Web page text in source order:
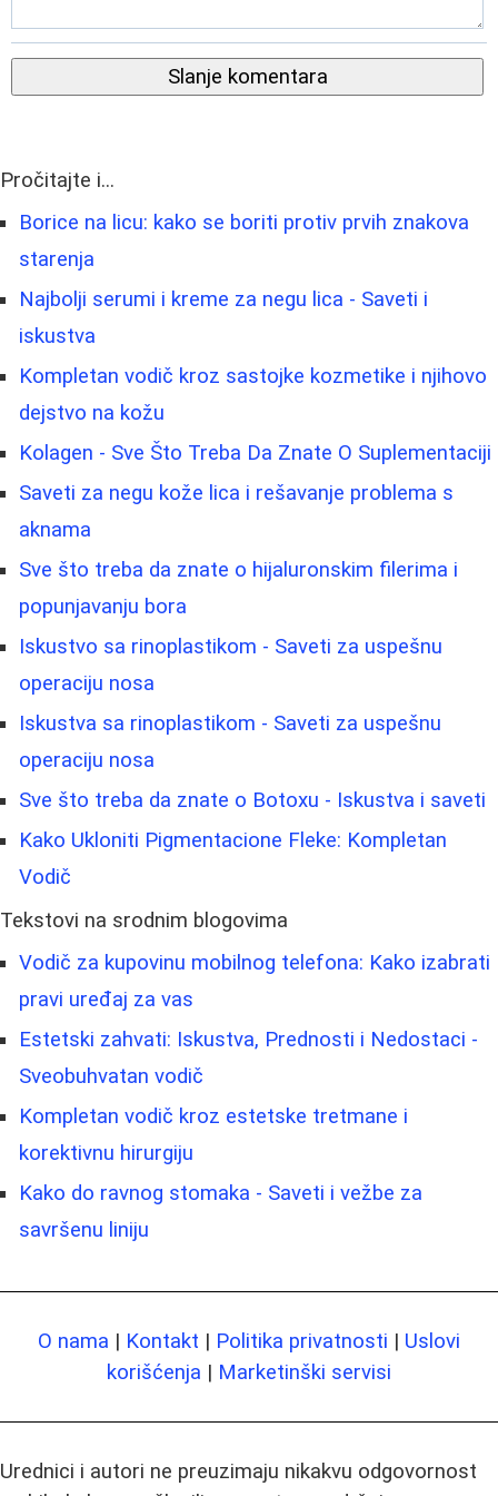
Slanje komentara
Pročitajte i...
Borice na licu: kako se boriti protiv prvih znakova
starenja
Najbolji serumi i kreme za negu lica - Saveti i
iskustva
Kompletan vodič kroz sastojke kozmetike i njihovo
dejstvo na kožu
Kolagen - Sve Što Treba Da Znate O Suplementaciji
Saveti za negu kože lica i rešavanje problema s
aknama
Sve što treba da znate o hijaluronskim filerima i
popunjavanju bora
Iskustvo sa rinoplastikom - Saveti za uspešnu
operaciju nosa
Iskustva sa rinoplastikom - Saveti za uspešnu
operaciju nosa
Sve što treba da znate o Botoxu - Iskustva i saveti
Kako Ukloniti Pigmentacione Fleke: Kompletan
Vodič
Tekstovi na srodnim blogovima
Vodič za kupovinu mobilnog telefona: Kako izabrati
pravi uređaj za vas
Estetski zahvati: Iskustva, Prednosti i Nedostaci -
Sveobuhvatan vodič
Kompletan vodič kroz estetske tretmane i
korektivnu hirurgiju
Kako do ravnog stomaka - Saveti i vežbe za
savršenu liniju
O nama | Kontakt | Politika privatnosti | Uslovi
korišćenja | Marketinški servisi
Urednici i autori ne preuzimaju nikakvu odgovornost